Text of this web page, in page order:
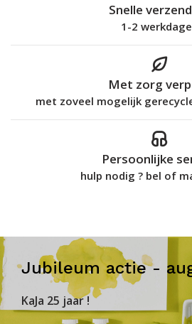
Snelle
1-2
Met zorg
met zoveel mogelijk
Persoonlijke
hulp nodig ? bel of
Jubileum actie -
KaJa 25 jaar !